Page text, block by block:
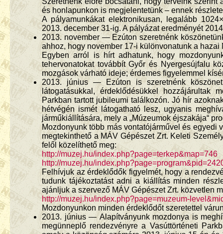
és honlapunkon is megjelentetünk – ennek
A pályamunkákat elektronikusan, legalább
2013. december 31-ig. A pályázat eredményét
2013. november — Ezúton szeretnénk
ahhoz, hogy november 17-i különvonatunk a
Egyben arról is hírt adhatunk, hogy
tehervonatokat továbbít Győr és Nyergesújfalu
mozgások várható ideje; érdemes figyelemmel
2013. június — Ezúton is szeretnénk
látogatásukkal, érdeklődésükkel hozzájárultak
Parkban tartott jubileumi találkozón. Jó hír
hétvégén ismét látogatható lesz, ugyanis
járműkiállítására, mely a „Múzeumok éjszakája“
Mozdonyunk több más vontatójárművel és egyedi
megtekinthető a MÁV Gépészet Zrt. Keleti
felől közelíthető meg:
http://muzej.hu/index.php?page=terkep&map=746
http://muzej.hu/
Felhívjuk az érdeklődők figyelmét, hogy a
tudunk tájékoztatást adni a kiállítás minden
ajánljuk a szervező MÁV Gépészet Zrt. közvetlen
http://muzej.hu/index.php?page=muzeum-
Mozdonyunkon minden érdeklődőt szeretettel
2013. június — Alapítványunk mozdonya is
megünneplő rendezvényre a Vasúttörténeti